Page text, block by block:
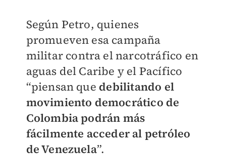
Según Petro, quienes
promueven esa campaña
militar contra el narcotráfico en
aguas del Caribe y el Pacífico
“piensan que debilitando el
movimiento democrático de
Colombia podrán más
fácilmente acceder al petróleo
de Venezuela”.